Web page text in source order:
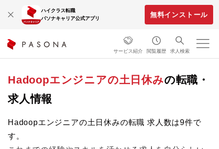
ハイクラス転職
パソナキャリア公式アプリ
無料インストール
サービス紹介 閲覧履歴 求人検索
Hadoopエンジニアの土日休みの転職・
求人情報
Hadoopエンジニアの土日休みの転職 求人数は9件で
す。